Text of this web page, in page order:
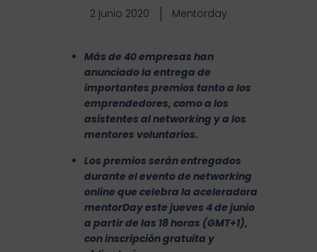
2 junio 2020 Mentorday
Más de 40 empresas han
anunciado la entrega de
importantes premios tanto a los
emprendedores, como a los
asistentes al networking y a los
mentores voluntarios.
Los premios serán entregados
durante el evento de networking
online que celebra la aceleradora
mentorDay este jueves 4 de junio
a partir de las 18 horas (GMT+1),
con inscripción gratuita y